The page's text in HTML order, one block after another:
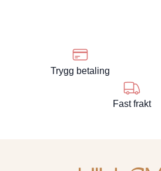
Trygg betaling
Fast frakt